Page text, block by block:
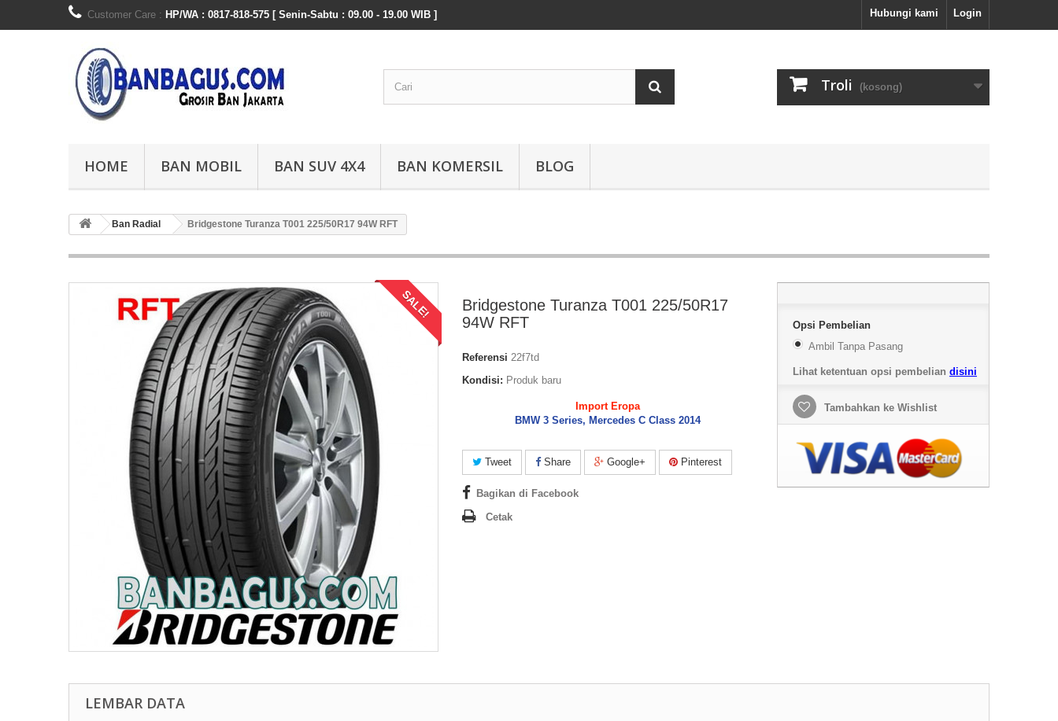
Login
Hubungi kami
Customer Care : HP/WA : 0817-818-575 [ Senin-Sabtu : 09.00 - 19.00 WIB ]
Troli (kosong)
HOME BAN MOBIL BAN SUV 4X4 BAN KOMERSIL BLOG
Ban Radial Bridgestone Turanza T001 225/50R17 94W RFT
SALE!
Bridgestone Turanza T001 225/50R17
94W RFT
Referensi 22f7td
Kondisi: Produk baru
Import Eropa
BMW 3 Series, Mercedes C Class 2014
Tweet Share Google+ Pinterest
Bagikan di Facebook
Cetak
Opsi Pembelian
Ambil Tanpa Pasang
Lihat ketentuan opsi pembelian disini
Tambahkan ke Wishlist
LEMBAR DATA